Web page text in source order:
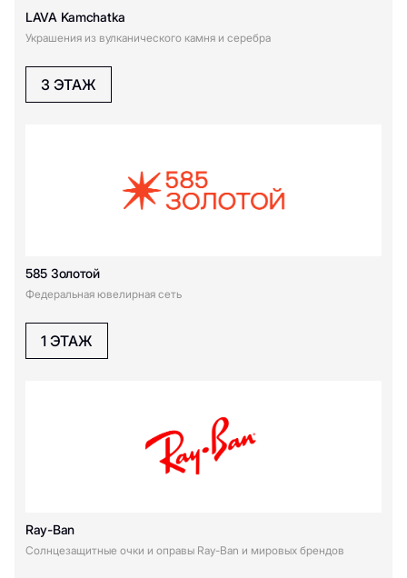
LAVA Kamchatka
Украшения из вулканического камня и серебра
3 ЭТАЖ
585 Золотой
Федеральная ювелирная сеть
1 ЭТАЖ
Ray-Ban
Cолнцезащитные очки и оправы Ray-Ban и мировых брендов